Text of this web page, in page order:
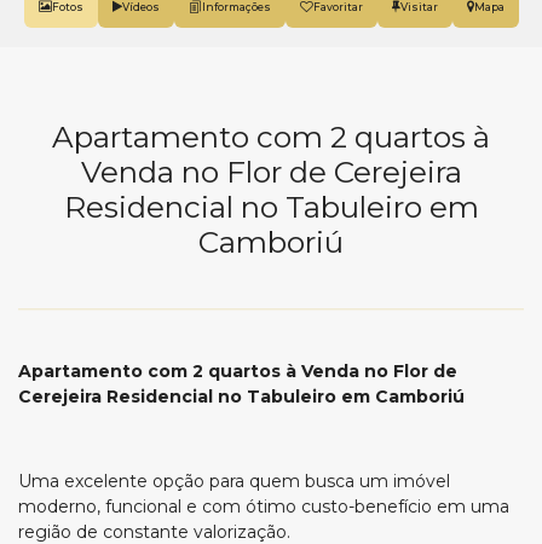
Fotos Vídeos Favoritar Mapa
Apartamento com 2 quartos à
Venda no Flor de Cerejeira
Residencial no Tabuleiro em
Camboriú
Apartamento com 2 quartos à Venda no Flor de
Cerejeira Residencial no Tabuleiro em Camboriú
Uma excelente opção para quem busca um imóvel
moderno, funcional e com ótimo custo-benefício em uma
região de constante valorização.